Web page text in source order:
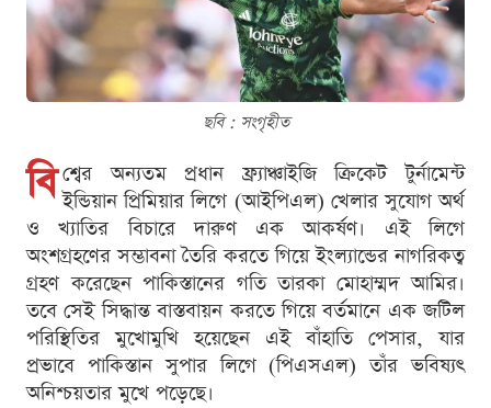
ছবি : সংগৃহীত
বি শ্বের অন্যতম প্রধান ফ্র্যাঞ্চাইজি ক্রিকেট টুর্নামেন্ট
ইন্ডিয়ান প্রিমিয়ার লিগে (আইপিএল) খেলার সুযোগ অর্থ
ও খ্যাতির বিচারে দারুণ এক আকর্ষণ। এই লিগে
অংশগ্রহণের সম্ভাবনা তৈরি করতে গিয়ে ইংল্যান্ডের নাগরিকত্ব
গ্রহণ করেছেন পাকিস্তানের গতি তারকা মোহাম্মদ আমির।
তবে সেই সিদ্ধান্ত বাস্তবায়ন করতে গিয়ে বর্তমানে এক জটিল
পরিস্থিতির মুখোমুখি হয়েছেন এই বাঁহাতি পেসার, যার
প্রভাবে পাকিস্তান সুপার লিগে (পিএসএল) তাঁর ভবিষ্যৎ
অনিশ্চয়তার মুখে পড়েছে।